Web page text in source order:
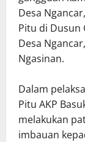
Desa
Pitu di Dusun
Desa
Ngasinan.
Dalam
Pitu AKP
melakukan
imbauan